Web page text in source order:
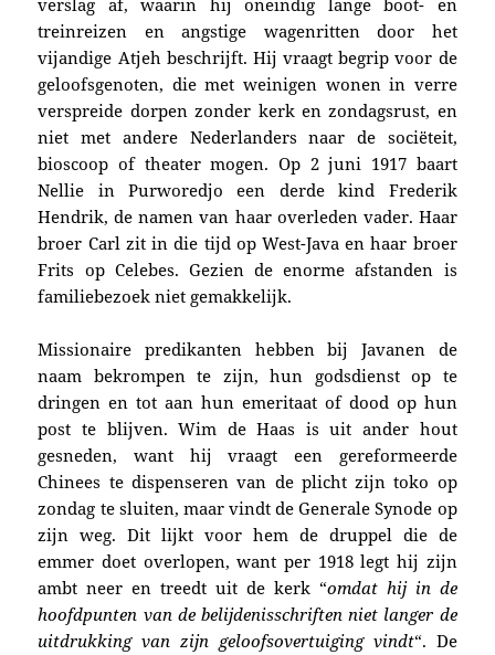
verslag af, waarin hij oneindig lange boot- en
treinreizen en angstige wagenritten door het
vijandige Atjeh beschrijft. Hij vraagt begrip voor de
geloofsgenoten, die met weinigen wonen in verre
verspreide dorpen zonder kerk en zondagsrust, en
niet met andere Nederlanders naar de sociëteit,
bioscoop of theater mogen. Op 2 juni 1917 baart
Nellie in Purworedjo een derde kind Frederik
Hendrik, de namen van haar overleden vader. Haar
broer Carl zit in die tijd op West-Java en haar broer
Frits op Celebes. Gezien de enorme afstanden is
familiebezoek niet gemakkelijk.
Missionaire predikanten hebben bij Javanen de
naam bekrompen te zijn, hun godsdienst op te
dringen en tot aan hun emeritaat of dood op hun
post te blijven. Wim de Haas is uit ander hout
gesneden, want hij vraagt een gereformeerde
Chinees te dispenseren van de plicht zijn toko op
zondag te sluiten, maar vindt de Generale Synode op
zijn weg. Dit lijkt voor hem de druppel die de
emmer doet overlopen, want per 1918 legt hij zijn
ambt neer en treedt uit de kerk “omdat hij in de
hoofdpunten van de belijdenisschriften niet langer de
uitdrukking van zijn geloofsovertuiging vindt“. De